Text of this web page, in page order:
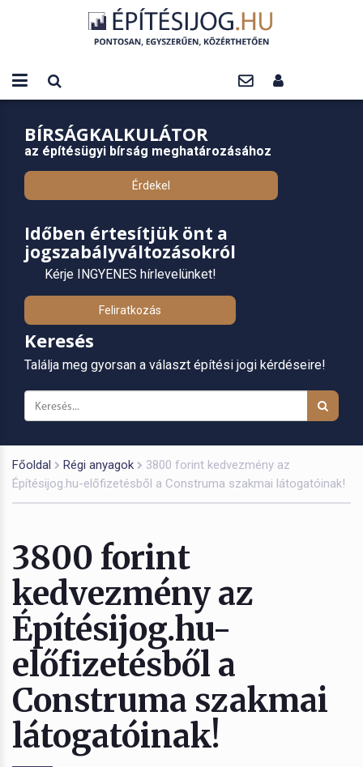
BÍRSÁGKALKULÁTOR
az építésügyi bírság meghatározásához
Érdekel
Időben értesítjük önt a
jogszabályváltozásokról
Kérje INGYENES hírlevelünket!
Feliratkozás
Keresés
Találja meg gyorsan a választ építési jogi kérdéseire!
Főoldal Régi anyagok
3800 forint kedvezmény az
Építésijog.hu-előfizetésből a Construma szakmai látogatóinak!
3800 forint
kedvezmény az
Építésijog.hu-
előfizetésből a
Construma szakmai
látogatóinak!